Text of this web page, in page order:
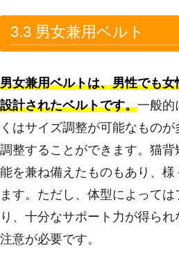
3.3 男女兼用ベルト
男女兼用ベルトは、男性でも
設計されたベルトです。一般的
くはサイズ調整が可能なもの
調整することができます。猫
能を兼ね備えたものもあり、様
ます。ただし、体型によって
り、十分なサポート力が得られ
注意が必要です。